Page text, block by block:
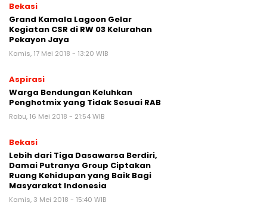
Bekasi
Grand Kamala Lagoon Gelar
Kegiatan CSR di RW 03 Kelurahan
Pekayon Jaya
Kamis, 17 Mei 2018 - 13:20 WIB
Aspirasi
Warga Bendungan Keluhkan
Penghotmix yang Tidak Sesuai RAB
Rabu, 16 Mei 2018 - 21:54 WIB
Bekasi
Lebih dari Tiga Dasawarsa Berdiri,
Damai Putranya Group Ciptakan
Ruang Kehidupan yang Baik Bagi
Masyarakat Indonesia
Kamis, 3 Mei 2018 - 15:40 WIB